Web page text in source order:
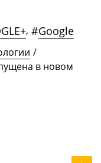
, #Google
/
в новом